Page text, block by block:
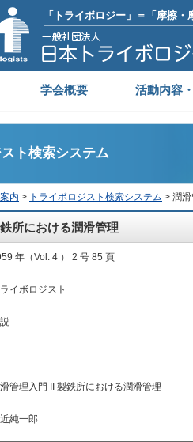
「トライボロジー」＝「摩擦・
学会概要 活動内容
スト検索システム
内 > トライボロジスト検索システム > 潤
所における潤滑管理
年（Vol. 4 ） 2 号 85 頁
ライボロジスト
管理入門 II 製鉄所における潤滑管理
純一郎